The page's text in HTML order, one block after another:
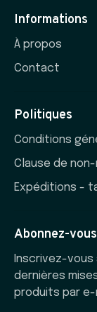
Informations
À propos
Contact
Politiques
Conditions
Clause de
Expéditions -
Abonnez-
Inscrivez-
dernières
produits par e-